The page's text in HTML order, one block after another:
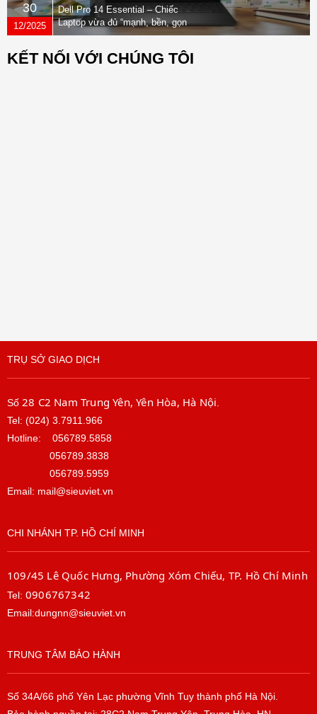
30
12/2025
Dell Pro 14 Essential – Chiếc
Laptop vừa đủ “mạnh, bền, gọn
nhẹ” dành cho dân văn phòng
KẾT NỐI VỚI CHÚNG TÔI
TRỤ SỞ GIAO DỊCH
Số 28 C2 Nam Trung Yên, Yên Hòa, Hà Nội
Tel: (024) 3.7911.966
Hotline: 056789.5858
056789.3838
056789.5959
Email: mail@sieuviet.vn
CHI NHÁNH TP. HỒ CHÍ MINH
109/45 Lê Quốc Hưng, Phường Xóm Chiếu, TP. Hồ Chí Minh
Tel: 0906767342
Email:dungnn@sieuviet.vn
TRUNG TÂM BẢO HÀNH
Số 34A/66 phố Yên Lạc phường Vĩnh Tuy thành phố Hà Nội.